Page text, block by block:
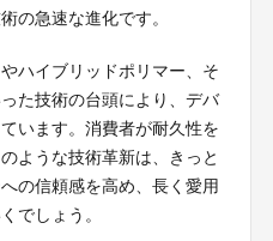
の急速な進化です。
ハイブリッドポリマー、そ
た技術の台頭により、デバ
います。消費者が耐久性を
ような技術革新は、きっと
の信頼感を高め、長く愛用
でしょう。